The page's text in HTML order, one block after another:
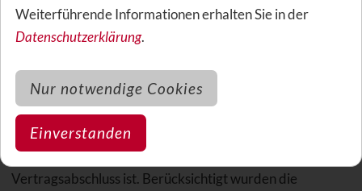
Versicherungsschutz haben.
Jährliche Obergrenzen für Zahnersatz
Bei der Bewertung wurde auch die sogenannte
"Zahnstaffel" beachtet. Sie regelt, wie hoch die
Gesamterstattung in den ersten Jahren nach
Vertragsabschluss ist. Berücksichtigt wurden die
Weiterführende Informationen erhalten Sie in der
Datenschutzerklärung.
Nur notwendige Cookies
Einverstanden